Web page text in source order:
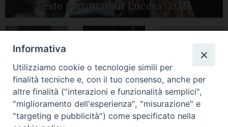
Feste Patronali di Lucera- 2025
Apertura Anno
Giubilare 2025
Mariae in Diocesi
Tutte le gallery
Informativa
Utilizziamo cookie o tecnologie simili per
finalità tecniche e, con il tuo consenso, anche per
altre finalità ("interazioni e funzionalità semplici",
"miglioramento dell'esperienza", "misurazione" e
"targeting e pubblicità") come specificato nella